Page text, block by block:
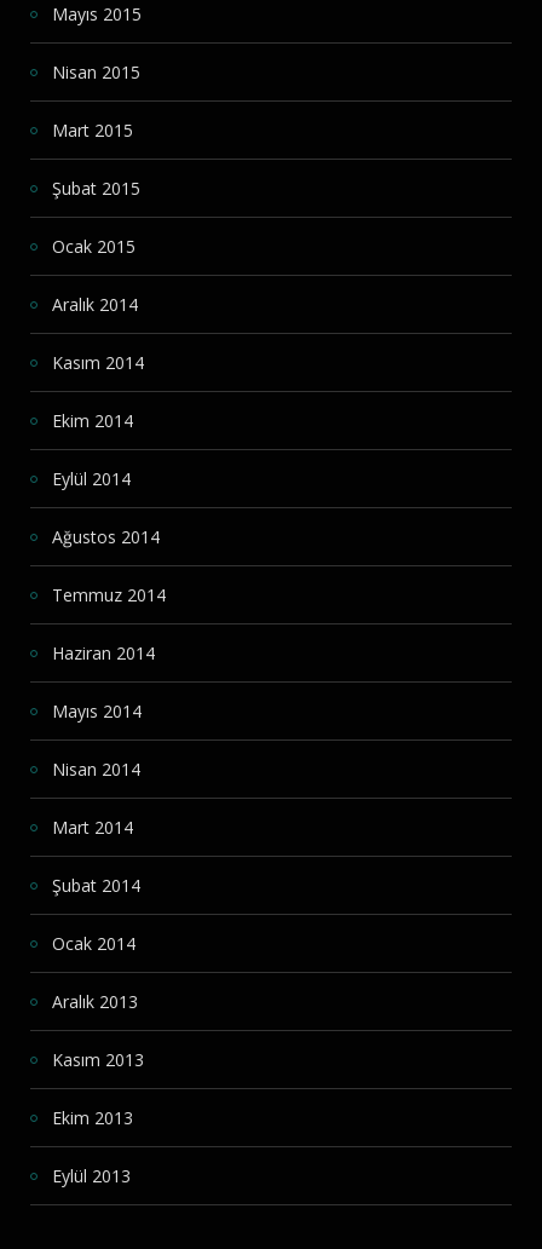
Mayıs 2015
Nisan 2015
Mart 2015
Şubat 2015
Ocak 2015
Aralık 2014
Kasım 2014
Ekim 2014
Eylül 2014
Ağustos 2014
Temmuz 2014
Haziran 2014
Mayıs 2014
Nisan 2014
Mart 2014
Şubat 2014
Ocak 2014
Aralık 2013
Kasım 2013
Ekim 2013
Eylül 2013